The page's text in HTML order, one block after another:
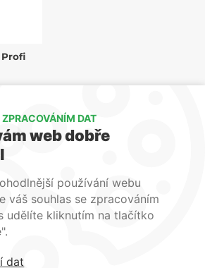
Profi
DAT
web dobře
používání webu
váš souhlas se zpracováním
udělíte kliknutím na tlačítko
dat